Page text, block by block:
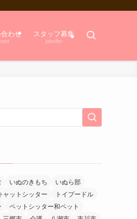
わせ スタッフ募集
joboffer
いぬのきもち
いぬら部
ャットシッター
トイプードル
ペットシッター和ペット